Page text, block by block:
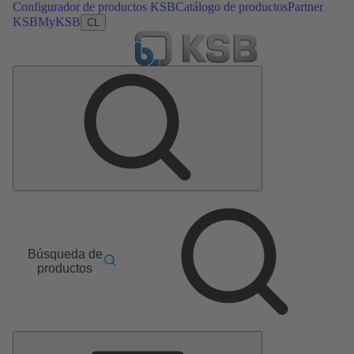
Configurador de productos KSBCatálogo de productosPartner
KSBMyKSB CL
Búsqueda de
productos